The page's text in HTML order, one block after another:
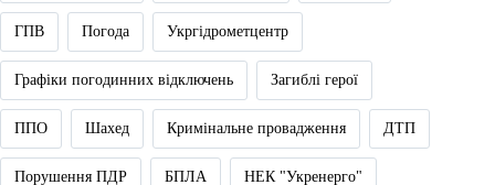
ГПВ Погода Укргідрометцентр
Графіки погодинних відключень Загиблі герої
ППО Шахед Кримінальне провадження ДТП
Порушення ПДР БПЛА НЕК "Укренерго"